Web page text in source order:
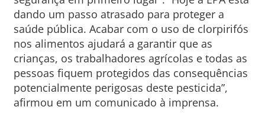
dando um passo atrasado para proteger a
saúde pública. Acabar com o uso de clorpirifós
nos alimentos ajudará a garantir que as
crianças, os trabalhadores agrícolas e todas as
pessoas fiquem protegidos das consequências
potencialmente perigosas deste pesticida”,
afirmou em um comunicado à imprensa.